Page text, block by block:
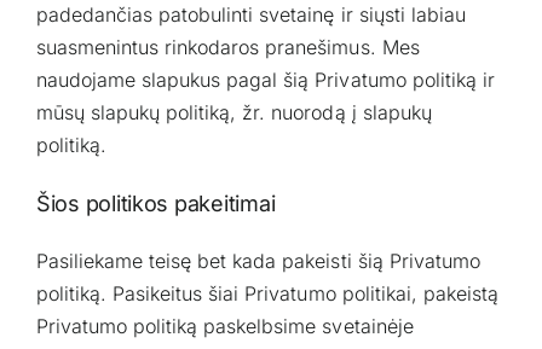
padedančias patobulinti svetainę ir siųsti labiau
suasmenintus rinkodaros pranešimus. Mes
naudojame slapukus pagal šią Privatumo politiką ir
mūsų slapukų politiką, žr. nuorodą į slapukų
politiką.
Šios politikos pakeitimai
Pasiliekame teisę bet kada pakeisti šią Privatumo
politiką. Pasikeitus šiai Privatumo politikai, pakeistą
Privatumo politiką paskelbsime svetainėje